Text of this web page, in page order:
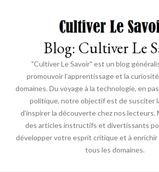
Blog: Cultiver Le
"Cultiver Le Savoir" est un blog
promouvoir l'apprentissage et la
domaines. Du voyage à la technologie, en
politique, notre objectif est de susciter
d'inspirer la découverte chez nos lecteurs.
des articles instructifs et divertissants
développer votre esprit critique et à enrichir
tous les domaines.